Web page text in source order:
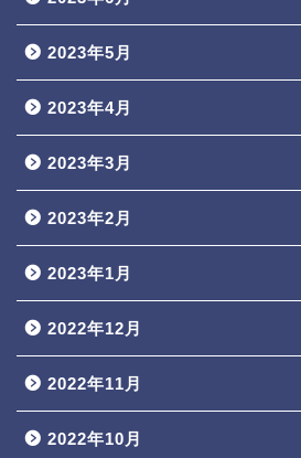
2023年5月
2023年4月
2023年3月
2023年2月
2023年1月
2022年12月
2022年11月
2022年10月